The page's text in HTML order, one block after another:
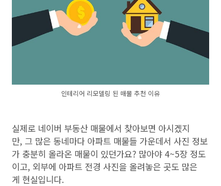
인테리어 리모델링 된 매물 추천 이유
실제로 네이버 부동산 매물에서 찾아보면 아시겠지
만, 그 많은 동네마다 아파트 매물들 가운데서 사진 정보
가 충분히 올라온 매물이 있던가요? 많아야 4~5장 정도
이고, 외부에 아파트 전경 사진을 올려놓은 곳도 많은
게 현실입니다.